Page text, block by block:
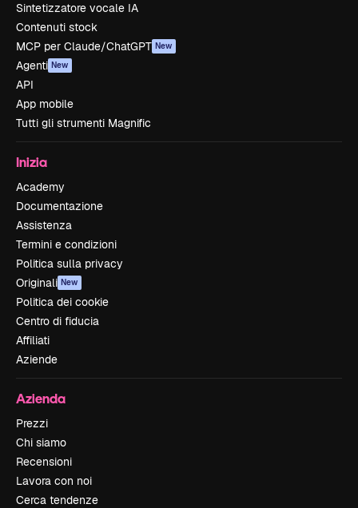
Sintetizzatore vocale IA
Contenuti stock
MCP per Claude/ChatGPT New
Agenti New
API
App mobile
Tutti gli strumenti Magnific
Inizia
Academy
Documentazione
Assistenza
Termini e condizioni
Politica sulla privacy
Originali New
Politica dei cookie
Centro di fiducia
Affiliati
Aziende
Azienda
Prezzi
Chi siamo
Recensioni
Lavora con noi
Cerca tendenze